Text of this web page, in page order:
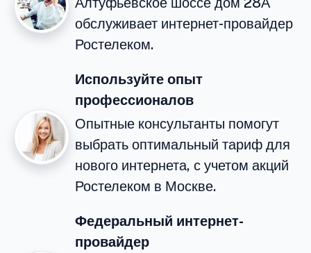
обслуживает интернет-провайдер
Ростелеком.
Используйте опыт
профессионалов
Опытные консультанты помогут
выбрать оптимальный тариф для
нового интернета, с учетом акций
Ростелеком в Москве.
Федеральный интернет-
провайдер